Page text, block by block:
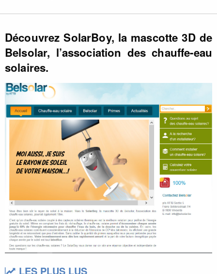
Découvrez SolarBoy, la mascotte 3D de
Belsolar, l’association des chauffe-eau
solaires.
LES PLUS LUS